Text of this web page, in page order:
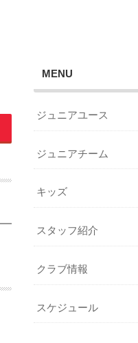
MENU
ジュニアユース
ジュニアチーム
キッズ
スタッフ紹介
クラブ情報
スケジュール